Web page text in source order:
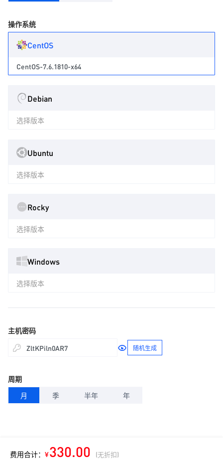
操作系统
CentOS
CentOS-7.6.1810-x64
Debian
选择版本
Ubuntu
选择版本
Rocky
选择版本
Windows
选择版本
主机密码
随机生成
周期
月
季 半年 年
费用合计： ¥330.00 (无折扣)